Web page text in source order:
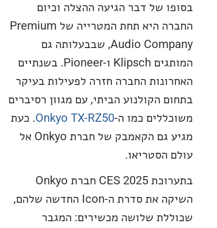
של דבר הגיעה ההצלה וכיום
החברה היא תחת המטרייה של Premium
Audio Company, שבבעלותה גם
המותגים Klipsch ו-Pioneer. בשנתיים
החברה חזרה לפעילות בעיקר
הקולנוע הביתי, עם מגוון רסיברים
כמו ה-Onkyo TX-RZ50. כעת
מגיע גם הקאמבק של חברת Onkyo אל
הסטריאו.
בתערוכת CES 2025 חברת Onkyo
השיקה את סדרת ה-Icon החדשה שלהם,
שלושה מכשירים: המגבר